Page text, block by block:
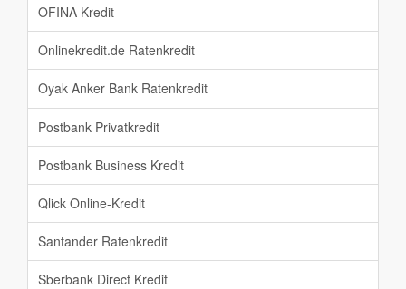
OFINA Kredit
Onlinekredit.de Ratenkredit
Oyak Anker Bank Ratenkredit
Postbank Privatkredit
Postbank Business Kredit
Qlick Online-Kredit
Santander Ratenkredit
Sberbank Direct Kredit